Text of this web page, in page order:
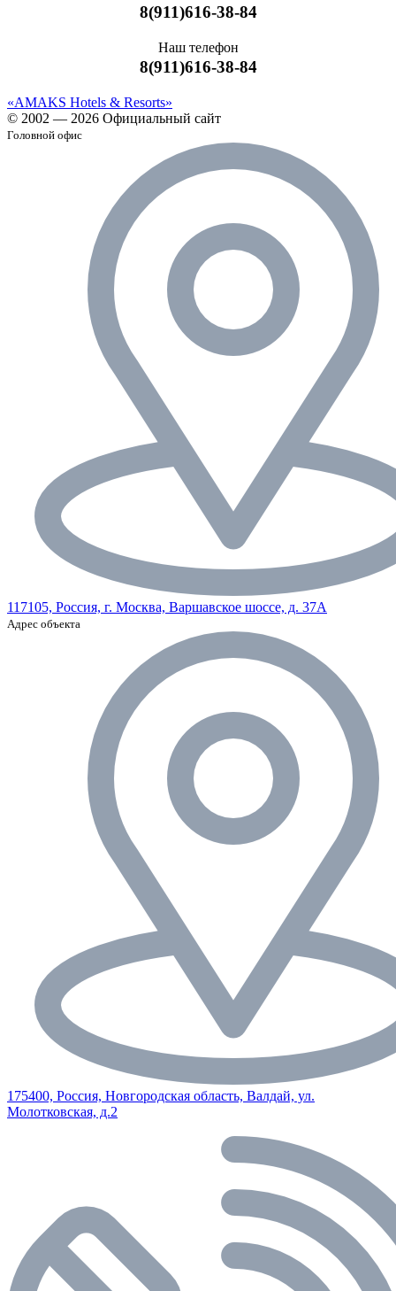
8(911)616-38-84
Наш телефон
8(911)616-38-84
«AMAKS Hotels & Resorts»
© 2002 — 2026 Официальный сайт
Головной офис
117105, Россия, г. Москва, Варшавское шоссе, д. 37А
Адрес объекта
175400, Россия, Новгородская область, Валдай, ул.
Молотковская, д.2